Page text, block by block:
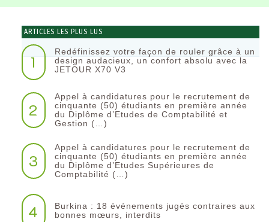
ARTICLES LES PLUS LUS
1
Redéfinissez votre façon de rouler grâce à un
design audacieux, un confort absolu avec la
JETOUR X70 V3
2
Appel à candidatures pour le recrutement de
cinquante (50) étudiants en première année
du Diplôme d’Etudes de Comptabilité et
Gestion (…)
3
Appel à candidatures pour le recrutement de
cinquante (50) étudiants en première année
du Diplôme d’Etudes Supérieures de
Comptabilité (…)
4
Burkina : 18 événements jugés contraires aux
bonnes mœurs, interdits